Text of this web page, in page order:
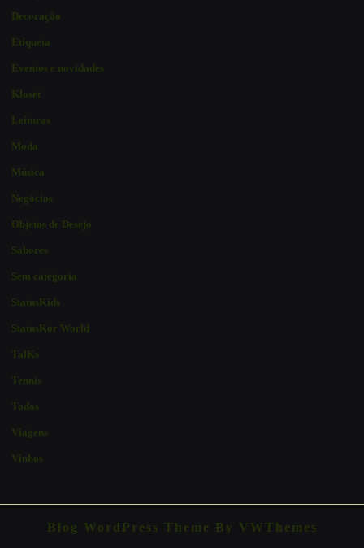
Decoração
Etiqueta
Eventos e novidades
Kloset
Leituras
Moda
Música
Negócios
Objetos de Desejo
Sabores
Sem categoria
StatusKids
StatusKor World
TalKs
Tennis
Todos
Viagens
Vinhos
Blog WordPress Theme By VWThemes